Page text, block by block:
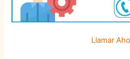
Llamar